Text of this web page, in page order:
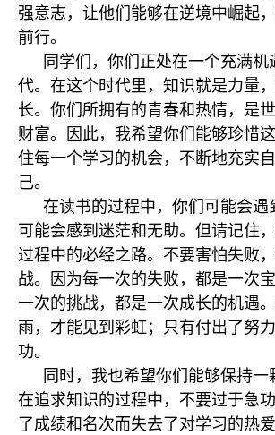
强意志，让他们能够在逆境中崛起
前行。
同学们，你们正处在一个充满机
代。在这个时代里，知识就是力量
长。你们所拥有的青春和热情，是
财富。因此，我希望你们能够珍惜
住每一个学习的机会，不断地充实
己。
在读书的过程中，你们可能会遇
可能会感到迷茫和无助。但请记住
过程中的必经之路。不要害怕失败
战。因为每一次的失败，都是一次
一次的挑战，都是一次成长的机遇
雨，才能见到彩虹；只有付出了努
功。
同时，我也希望你们能够保持一
在追求知识的过程中，不要过于急
了成绩和名次而失去了对学习的热